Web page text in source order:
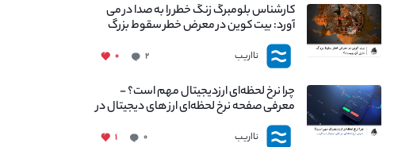
کارشناس بلومبرگ زنگ خطر را به صدا در می
آورد: بیت کوین در معرض خطر سقوط بزرگ
است - دلیل آن چیست؟
نااریب ۲ ۰
چرا نرخ لحظه‌ای ارزدیجیتال مهم است؟ -
معرفی صفحه نرخ لحظه‌ای ارز های دیجیتال در
نااریب
نااریب ۰ ۱